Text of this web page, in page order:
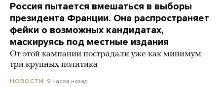
Россия пытается вмешаться в выборы
президента Франции. Она распространяет
фейки о возможных кандидатах,
маскируясь под местные издания
От этой кампании пострадали уже как минимум
три крупных политика
НОВОСТИ 9 часов назад